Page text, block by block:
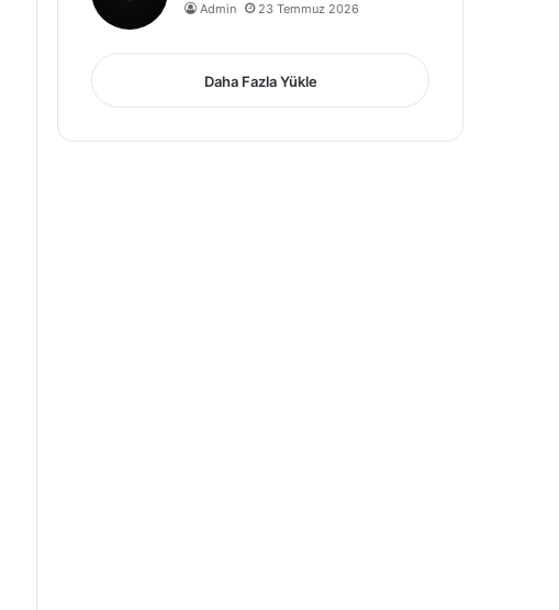
Admin 23 Temmuz 2026
Daha Fazla Yükle